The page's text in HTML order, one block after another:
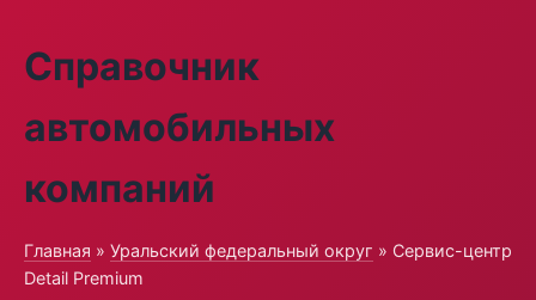
Справочник
автомобильных
компаний
Главная » Уральский федеральный округ » Сервис-центр
Detail Premium